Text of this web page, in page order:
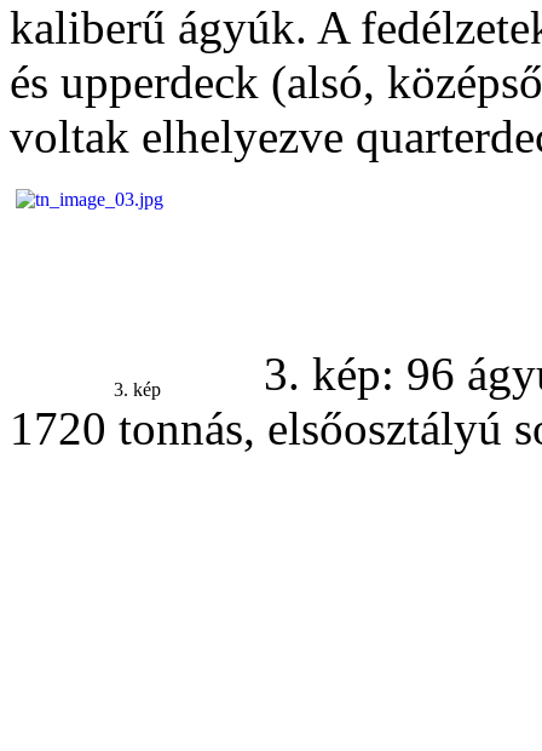
kaliberű ágyúk. A
és upperdeck (alsó,
voltak elhelyezve
3. kép
3. kép: 96
1720 tonnás, elsőosztályú